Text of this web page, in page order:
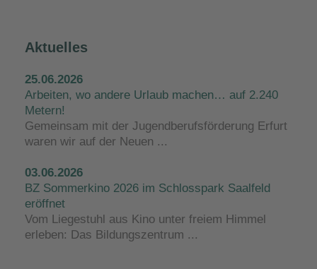
Aktuelles
25.06.2026
Arbeiten, wo andere Urlaub machen… auf 2.240
Metern!
Gemeinsam mit der Jugendberufsförderung Erfurt
waren wir auf der Neuen ...
03.06.2026
BZ Sommerkino 2026 im Schlosspark Saalfeld
eröffnet
Vom Liegestuhl aus Kino unter freiem Himmel
erleben: Das Bildungszentrum ...